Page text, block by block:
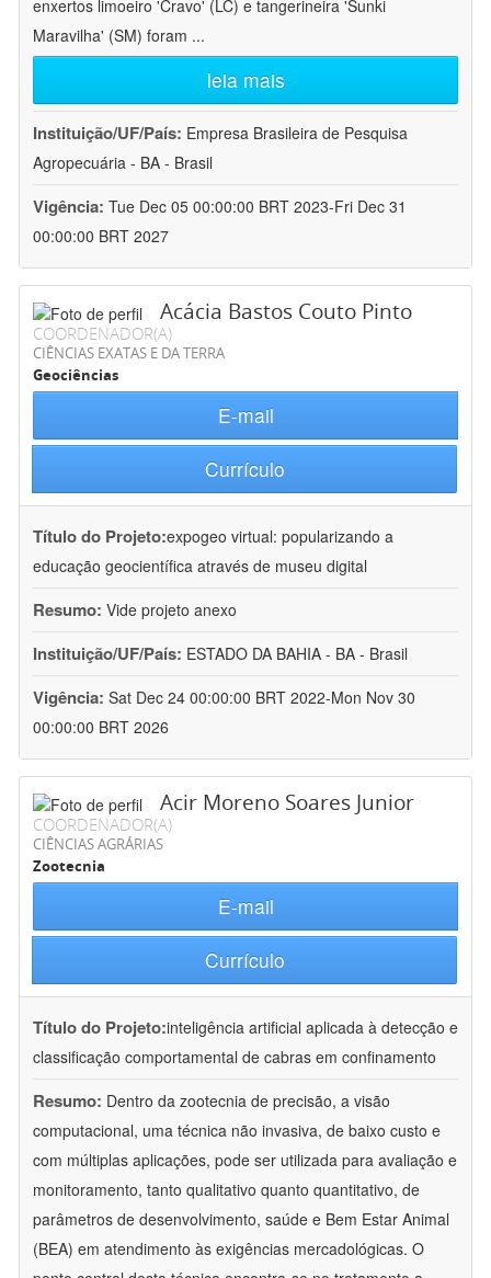
enxertos limoeiro 'Cravo' (LC) e tangerineira 'Sunki
Maravilha' (SM) foram ...
leia mais
Instituição/UF/País: Empresa Brasileira de Pesquisa
Agropecuária - BA - Brasil
Vigência: Tue Dec 05 00:00:00 BRT 2023-Fri Dec 31
00:00:00 BRT 2027
Acácia Bastos Couto Pinto
COORDENADOR(A)
CIÊNCIAS EXATAS E DA TERRA
Geociências
E-mail
Currículo
Título do Projeto:expogeo virtual: popularizando a
educação geocientífica através de museu digital
Resumo: Vide projeto anexo
Instituição/UF/País: ESTADO DA BAHIA - BA - Brasil
Vigência: Sat Dec 24 00:00:00 BRT 2022-Mon Nov 30
00:00:00 BRT 2026
Acir Moreno Soares Junior
COORDENADOR(A)
CIÊNCIAS AGRÁRIAS
Zootecnia
E-mail
Currículo
Título do Projeto:inteligência artificial aplicada à detecção e
classificação comportamental de cabras em confinamento
Resumo: Dentro da zootecnia de precisão, a visão
computacional, uma técnica não invasiva, de baixo custo e
com múltiplas aplicações, pode ser utilizada para avaliação e
monitoramento, tanto qualitativo quanto quantitativo, de
parâmetros de desenvolvimento, saúde e Bem Estar Animal
(BEA) em atendimento às exigências mercadológicas. O